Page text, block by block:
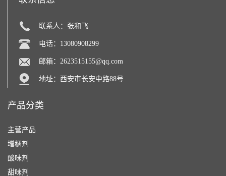
联系人：张和飞
电话：13080908299
邮箱： 2623515155@qq.com
地址：西安市长安中路88号
产品分类
主营产品
增稠剂
酸味剂
甜味剂